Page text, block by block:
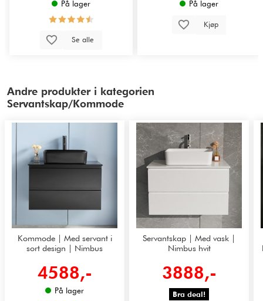
På lager
Se alle
På lager
Kjøp
Andre produkter i kategorien
Servantskap/Kommode
Kommode | Med servant i
sort design | Nimbus
4588,-
På lager
Servantskap | Med vask |
Nimbus hvit
3888,-
Bra deal!